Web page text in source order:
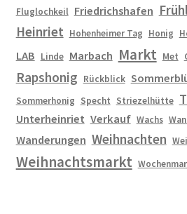
Fluglochkeil Friedrichshafen
Heinriet Hohenheimer Tag Honig
LAB Linde Marbach Markt Met
Rapshonig Rückblick
Sommerhonig Specht Striezelhütte
Unterheinriet Verkauf Wachs
Wanderungen Weihnachten
Weihnachtsmarkt